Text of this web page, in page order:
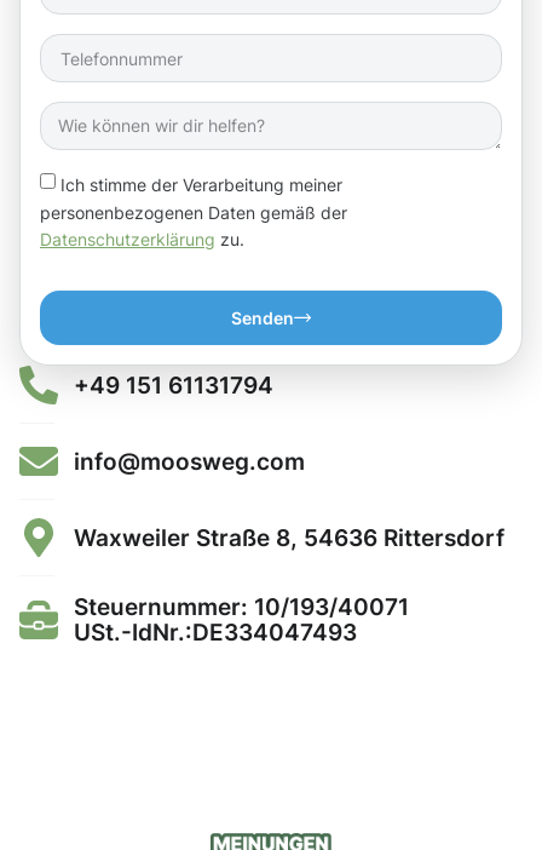
Ich stimme der Verarbeitung meiner
personenbezogenen Daten gemäß der
Datenschutzerklärung zu.
Senden
+49 151 61131794
info@moosweg.com
Waxweiler Straße 8, 54636 Rittersdorf
Steuernummer: 10/193/40071
USt.-IdNr.:DE334047493